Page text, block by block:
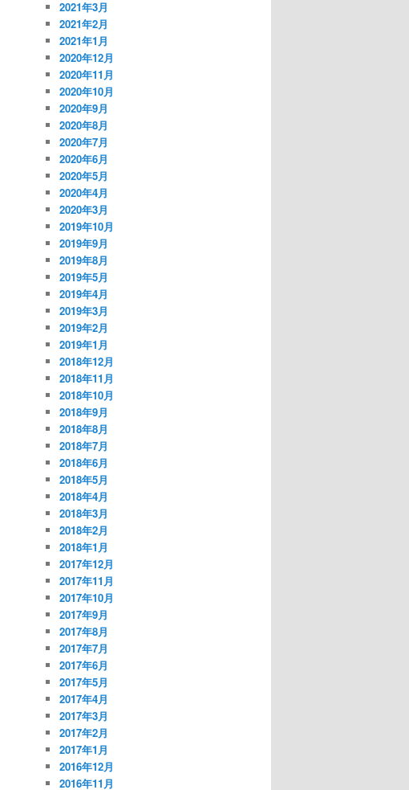
2021年3月
2021年2月
2021年1月
2020年12月
2020年11月
2020年10月
2020年9月
2020年8月
2020年7月
2020年6月
2020年5月
2020年4月
2020年3月
2019年10月
2019年9月
2019年8月
2019年5月
2019年4月
2019年3月
2019年2月
2019年1月
2018年12月
2018年11月
2018年10月
2018年9月
2018年8月
2018年7月
2018年6月
2018年5月
2018年4月
2018年3月
2018年2月
2018年1月
2017年12月
2017年11月
2017年10月
2017年9月
2017年8月
2017年7月
2017年6月
2017年5月
2017年4月
2017年3月
2017年2月
2017年1月
2016年12月
2016年11月